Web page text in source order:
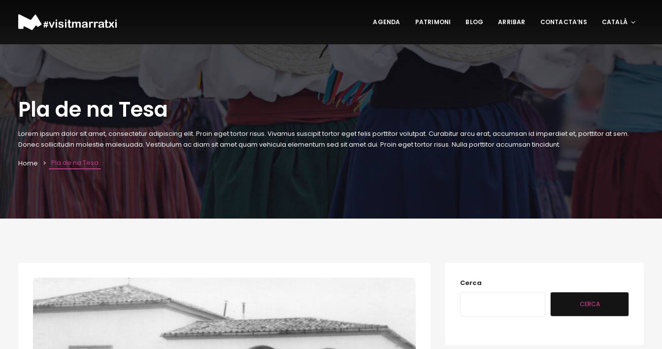
AGENDA PATRIMONI BLOG ARRIBAR CONTACTA’NS CATALÀ
Pla de na Tesa
Lorem ipsum dolor sit amet, consectetur adipiscing elit. Proin eget tortor risus. Vivamus suscipit tortor eget felis porttitor volutpat. Curabitur arcu erat, accumsan id imperdiet et, porttitor at sem.
Donec sollicitudin molestie malesuada. Vestibulum ac diam sit amet quam vehicula elementum sed sit amet dui. Proin eget tortor risus. Nulla porttitor accumsan tincidunt.
Home
Pla de na Tesa
Cerca
CERCA